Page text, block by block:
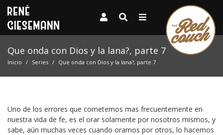
Que onda con Dios y la lana?, parte 7
Inicio Series Que onda con Dios y la lana?, parte 7
Uno de los errores que cometemos mas frecuentemente en
nuestra vida de fe, es el orar solamente por nosotros mismos, y
sabe, aún muchas veces cuando oramos por otros, lo hacemos